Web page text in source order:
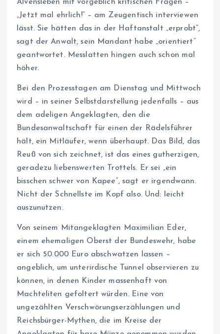
Alvensleben mit vorgeblich kritischen Fragen –
„Jetzt mal ehrlich!“ – am Zeugentisch interviewen
lässt. Sie hätten das in der Haftanstalt „erprobt“,
sagt der Anwalt, sein Mandant habe „orientiert“
geantwortet. Messlatten hingen auch schon mal
höher.
Bei den Prozesstagen am Dienstag und Mittwoch
wird – in seiner Selbstdarstellung jedenfalls – aus
dem adeligen Angeklagten, den die
Bundesanwaltschaft für einen der Rädelsführer
hält, ein Mitläufer, wenn überhaupt. Das Bild, das
Reuß von sich zeichnet, ist das eines gutherzigen,
geradezu liebenswerten Trottels. Er sei „ein
bisschen schwer von Kapee“, sagt er irgendwann.
Nicht der Schnellste im Kopf also. Und: leicht
auszunutzen.
Von seinem Mitangeklagten Maximilian Eder,
einem ehemaligen Oberst der Bundeswehr, habe
er sich 50.000 Euro abschwatzen lassen –
angeblich, um unterirdische Tunnel observieren zu
können, in denen Kinder massenhaft von
Machteliten gefoltert würden. Eine von
ungezählten Verschwörungserzählungen und
Reichsbürger-Mythen, die im Kreise der